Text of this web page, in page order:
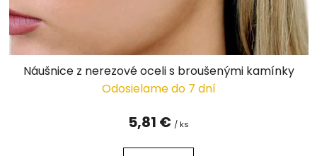
k
t
o
Náušnice z nerezové oceli s broušenými kamínky
Odosielame do 7 dní
5,81 € / ks